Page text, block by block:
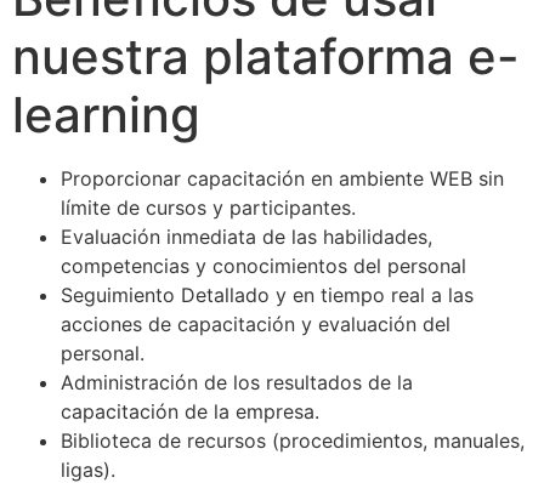
nuestra plataforma e-
learning
Proporcionar capacitación en ambiente WEB sin
límite de cursos y participantes.
Evaluación inmediata de las habilidades,
competencias y conocimientos del personal
Seguimiento Detallado y en tiempo real a las
acciones de capacitación y evaluación del
personal.
Administración de los resultados de la
capacitación de la empresa.
Biblioteca de recursos (procedimientos, manuales,
ligas).